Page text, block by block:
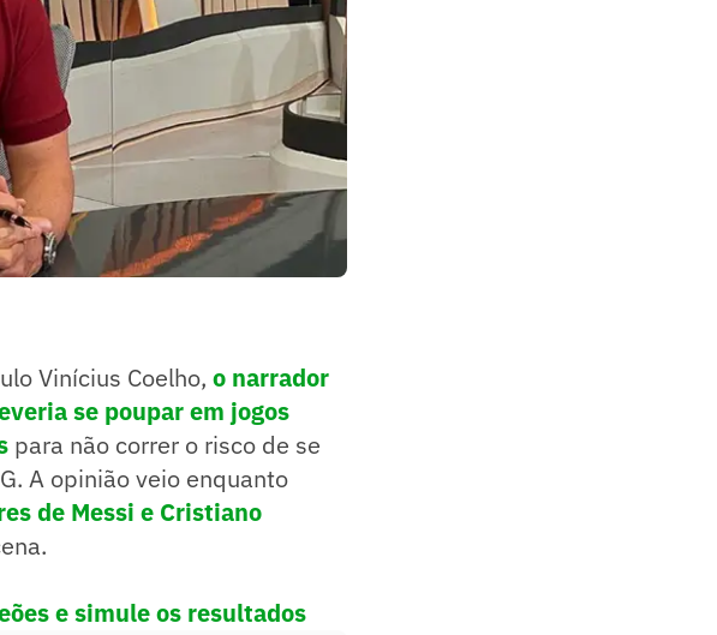
Vinícius Coelho, o narrador
se poupar em jogos
para não correr o risco de se
A opinião veio enquanto
de Messi e Cristiano
e simule os resultados